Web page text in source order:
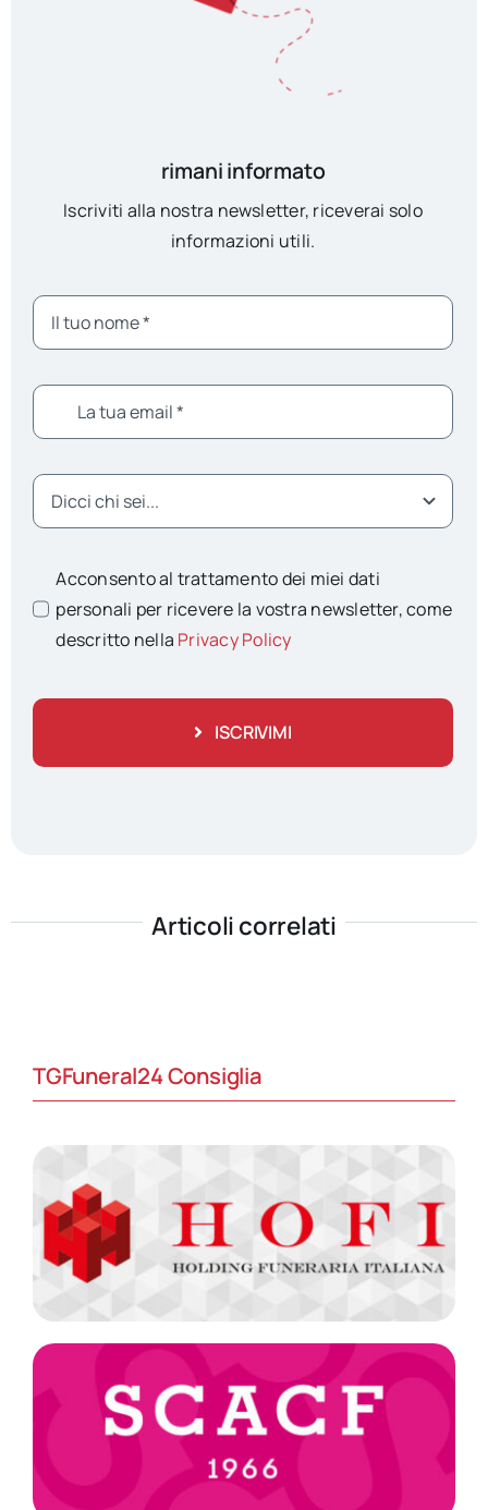
rimani informato
Iscriviti alla nostra newsletter, riceverai solo
informazioni utili.
Acconsento al trattamento dei miei dati
personali per ricevere la vostra newsletter, come
descritto nella Privacy Policy
ISCRIVIMI
Articoli correlati
TGFuneral24 Consiglia